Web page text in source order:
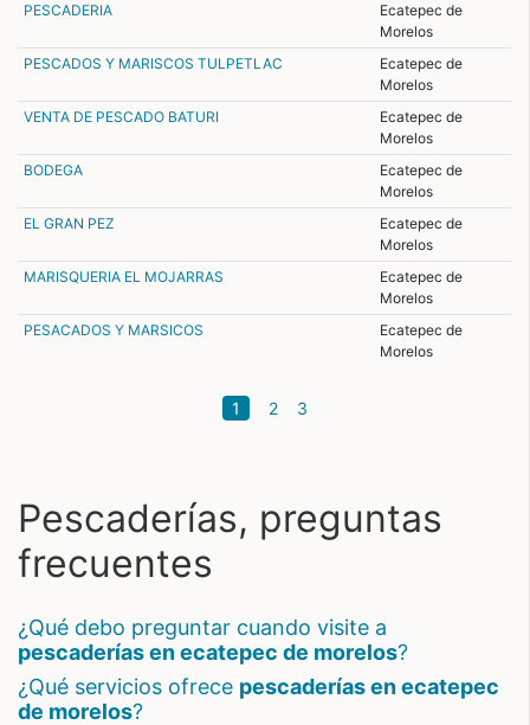
PESCADERIA
Ecatepec de
Morelos
PESCADOS Y MARISCOS TULPETLAC
Ecatepec de
Morelos
VENTA DE PESCADO BATURI
Ecatepec de
Morelos
BODEGA
Ecatepec de
Morelos
EL GRAN PEZ
Ecatepec de
Morelos
MARISQUERIA EL MOJARRAS
Ecatepec de
Morelos
PESACADOS Y MARSICOS
Ecatepec de
Morelos
1 (current)
2 3
Pescaderías, preguntas
frecuentes
¿qué debo preguntar cuando visite a
pescaderías en ecatepec de morelos?
¿qué servicios ofrece pescaderías en ecatepec
de morelos?